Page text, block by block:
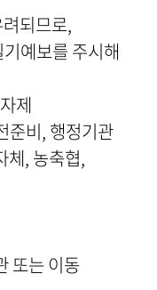
되므로,
예보를 주시해
제
준비, 행정기관
체, 농축협,
또는 이동